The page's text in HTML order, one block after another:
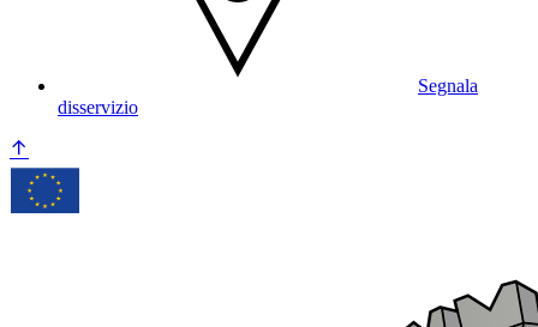
Segnala
disservizio